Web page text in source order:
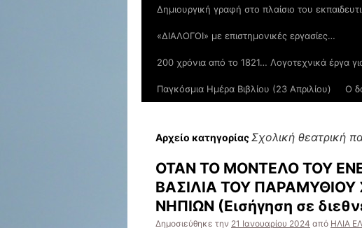
Δημιουργική γραφή στο πλαίσιο του
«ΔΙΑΛΟΓΟΙ» με επιστημονικές εργασίες…
200 χρόνια από το 1821… Λογοτεχνικά έργα
Παγκόσμια Ημέρα Βιβλίου (23 Απριλίου) Ο
Αρχείο κατηγορίαςΣχολική θεατρική
ΟΤΑΝ ΤΟ ΜΟΝΤΕΛΟ ΤΟΥ
ΒΑΣΙΛΙΑ ΤΟΥ ΠΑΡΑΜΥΘΙΟΥ
ΝΗΠΙΩΝ (Εισήγηση σε
Δημοσιεύθηκε την 21 Ιανουαρίου 2024 από ΗΛΙΑ